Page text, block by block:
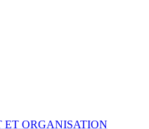
ORGANISATION